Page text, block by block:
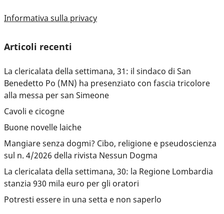
Informativa sulla privacy
Articoli recenti
La clericalata della settimana, 31: il sindaco di San
Benedetto Po (MN) ha presenziato con fascia tricolore
alla messa per san Simeone
Cavoli e cicogne
Buone novelle laiche
Mangiare senza dogmi? Cibo, religione e pseudoscienza
sul n. 4/2026 della rivista Nessun Dogma
La clericalata della settimana, 30: la Regione Lombardia
stanzia 930 mila euro per gli oratori
Potresti essere in una setta e non saperlo